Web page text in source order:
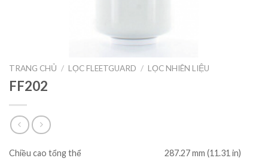
TRANG CHỦ / LỌC FLEETGUARD / LỌC NHIÊN LIỆU
FF202
Chiều cao tổng thể
287.27 mm (11.31 in)